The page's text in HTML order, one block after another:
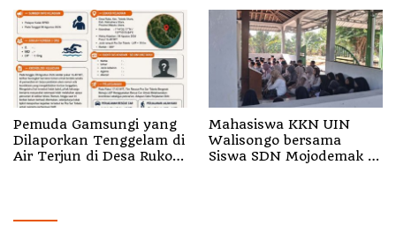
Pemuda Gamsungi yang
Dilaporkan Tenggelam di
Air Terjun di Desa Ruko
Mahasiswa KKN UIN
Walisongo bersama
Siswa SDN Mojodemak 3